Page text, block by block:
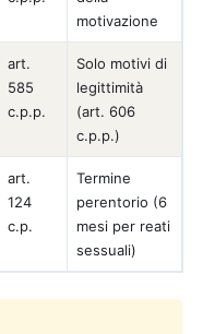
motivazione
art.
585
c.p.p.
Solo motivi di
legittimità
(art. 606
c.p.p.)
art.
124
c.p.
Termine
perentorio (6
mesi per reati
sessuali)